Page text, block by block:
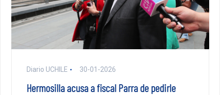
Diario UCHILE 30-01-2026
Hermosilla acusa a fiscal Parra de pedirle